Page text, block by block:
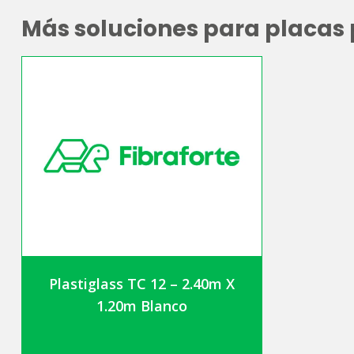
Más soluciones para placas
Plastiglass TC 12 – 2.40m X
1.20m Blanco